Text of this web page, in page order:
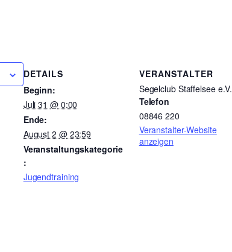
DETAILS
Beginn:
Juli 31 @ 0:00
Ende:
August 2 @ 23:59
Veranstaltungskategorie
:
Jugendtraining
VERANSTALTER
Segelclub Staffelsee e.V.
Telefon
08846 220
Veranstalter-Website
anzeigen